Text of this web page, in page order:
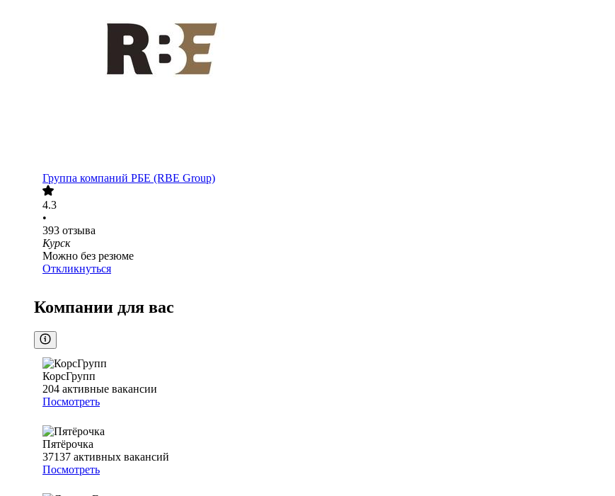
Группа компаний РБЕ (RBE Group)
4.3
•
393 отзыва
Курск
Можно без резюме
Откликнуться
Компании для вас
КорсГрупп
204 активные вакансии
Посмотреть
Пятёрочка
37137 активных вакансий
Посмотреть